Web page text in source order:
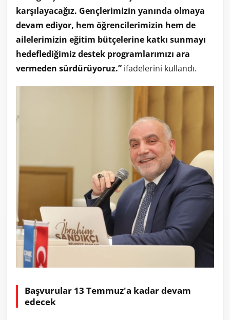
karşılayacağız. Gençlerimizin yanında olmaya
devam ediyor, hem öğrencilerimizin hem de
ailelerimizin eğitim bütçelerine katkı sunmayı
hedeflediğimiz destek programlarımızı ara
vermeden sürdürüyoruz.” ifadelerini kullandı.
Başvurular 13 Temmuz'a kadar devam
edecek